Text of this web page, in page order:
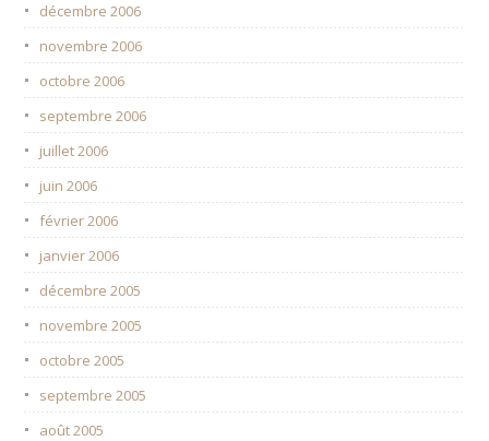
décembre 2006
novembre 2006
octobre 2006
septembre 2006
juillet 2006
juin 2006
février 2006
janvier 2006
décembre 2005
novembre 2005
octobre 2005
septembre 2005
août 2005